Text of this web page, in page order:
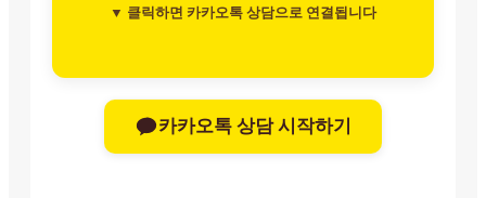
▼ 클릭하면 카카오톡 상담으로 연결됩니다
카카오톡 상담 시작하기